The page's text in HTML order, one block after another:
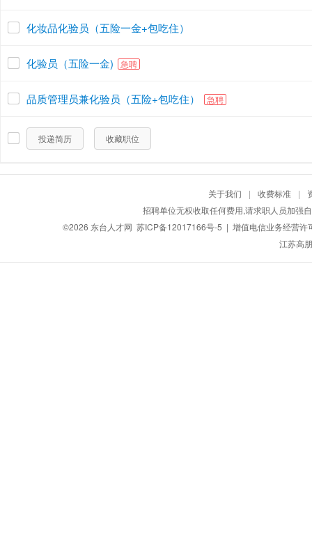
化妆品化验员（五险一金+包吃住）
化验员（五险一金) 急聘
品质管理员兼化验员（五险+包吃住） 急聘
投递简历 收藏职位
关于我们 | 收费标准 |
招聘单位无权收取任何费用,请求职人员加强
©2026 东台人才网 苏ICP备12017166号-5 | 增值电信业务经营
江苏高